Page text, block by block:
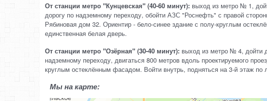
От станции метро "Кунцевская" (40-60 минут): выход из метро № 1,
дорогу по надземному переходу, обойти АЗС "Роснефть" с правой
Рябиновая дом 32. Ориентир - бело-синее здание с полу-круглым
единственная белая дверь.
От станции метро "Озёрная" (30-40 минут): выход из метро № 4, дойти
надземному переходу, двигаться 800 метров вдоль проектируемого
круглым остеклённым фасадом. Войти внутрь, подняться на 3-й этаж по
Мы на карте: